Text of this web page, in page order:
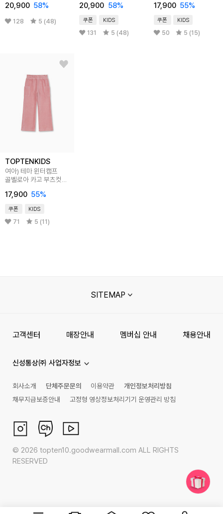
20,900 58%
128 5 (48)
20,900 58%
쿠폰 KIDS
131 5 (48)
17,900 55%
쿠폰 KIDS
50 5 (15)
TOPTENKIDS
여아) 테마 윈터캠프
골벨로아 카고 부츠컷
17,900 55%
쿠폰 KIDS
71 5 (11)
SITEMAP
고객센터 매장안내 멤버십 안내 채용안내
신성통상㈜ 사업자정보
회사소개 단체주문문의 이용약관
개인정보처리방침
채무지급보증안내
고정형 영상정보처리기기 운영관리 방침
© 2026 topten10.goodwearmall.com ALL RIGHTS
RESERVED